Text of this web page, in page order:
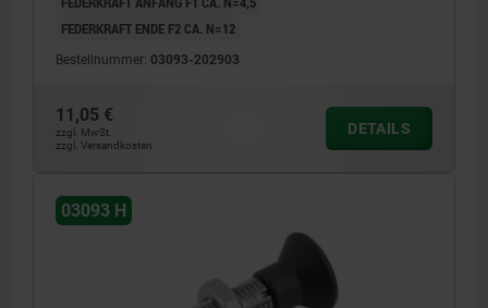
FEDERKRAFT ENDE F2 CA. N=12
Bestellnummer: 03093-202903
11,05 €
zzgl. MwSt.
zzgl. Versandkosten
DETAILS
03093 H